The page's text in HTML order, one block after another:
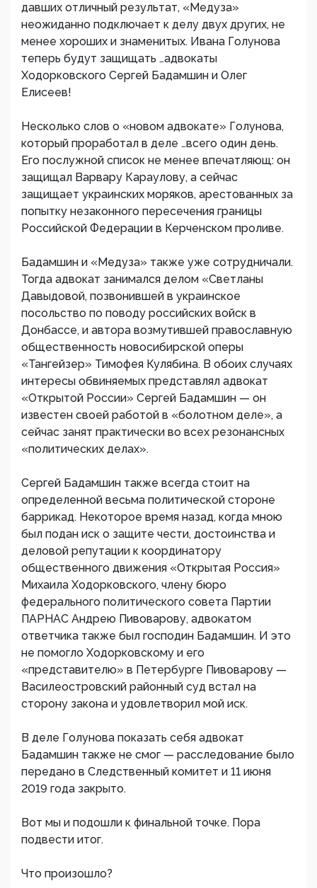
давших отличный результат, «Медуза»
неожиданно подключает к делу двух других, не
менее хороших и знаменитых. Ивана Голунова
теперь будут защищать …адвокаты
Ходорковского Сергей Бадамшин и Олег
Елисеев!
Несколько слов о «новом адвокате» Голунова,
который проработал в деле …всего один день.
Его послужной список не менее впечатляющ: он
защищал Варвару Караулову, а сейчас
защищает украинских моряков, арестованных за
попытку незаконного пересечения границы
Российской Федерации в Керченском проливе.
Бадамшин и «Медуза» также уже сотрудничали.
Тогда адвокат занимался делом «Светланы
Давыдовой, позвонившей в украинское
посольство по поводу российских войск в
Донбассе, и автора возмутившей православную
общественность новосибирской оперы
«Тангейзер» Тимофея Кулябина. В обоих случаях
интересы обвиняемых представлял адвокат
«Открытой России» Сергей Бадамшин — он
известен своей работой в «болотном деле», а
сейчас занят практически во всех резонансных
«политических делах».
Сергей Бадамшин также всегда стоит на
определенной весьма политической стороне
баррикад. Некоторое время назад, когда мною
был подан иск о защите чести, достоинства и
деловой репутации к координатору
общественного движения «Открытая Россия»
Михаила Ходорковского, члену бюро
федерального политического совета Партии
ПАРНАС Андрею Пивоварову, адвокатом
ответчика также был господин Бадамшин. И это
не помогло Ходорковскому и его
«представителю» в Петербурге Пивоварову —
Василеостровский районный суд встал на
сторону закона и удовлетворил мой иск.
В деле Голунова показать себя адвокат
Бадамшин также не смог — расследование было
передано в Следственный комитет и 11 июня
2019 года закрыто.
Вот мы и подошли к финальной точке. Пора
подвести итог.
Что произошло?